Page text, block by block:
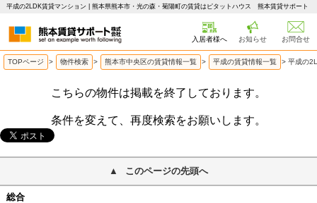
平成の2LDK賃貸マンション | 熊本県熊本市・光の森・菊陽町の賃貸はピタットハウス 熊本賃貸サポート
入居者様へ お知らせ お問合せ
TOPページ > 物件検索 > 熊本市中央区の賃貸情報一覧 > 平成の賃貸情報一覧 > 平成の
こちらの物件は掲載を終了しております。
条件を変えて、再度検索をお願いします。
このページの先頭へ
総合